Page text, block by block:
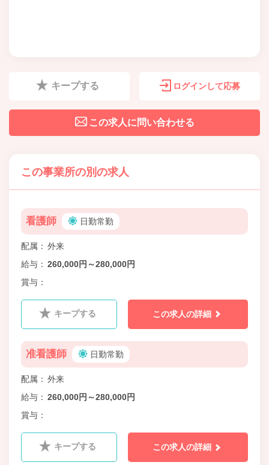
キープする ログインして応募
この求人に問い合わせる
この事業所の別の求人
看護師 日勤常勤
配属
外来
給与
260,000円～280,000円
賞与
キープする この求人の詳細
准看護師 日勤常勤
配属
外来
給与
260,000円～280,000円
賞与
キープする この求人の詳細